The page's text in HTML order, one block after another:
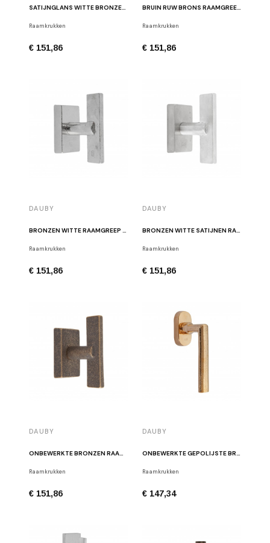
SATIJNGLANS WITTE BRONZEN RAAMKRUK PH2017 DK WBS
Raamkrukken
€ 151,86
BRUIN RUW BRONS RAAMGREEP PH2017 DK RB
Raamkrukken
€ 151,86
DAUBY
BRONZEN WITTE RAAMGREEP PH2017 "T" DK WB
Raamkrukken
€ 151,86
DAUBY
BRONZEN WITTE SATIJNEN RAAMKRUK PH2017 "T" DK WBS
Raamkrukken
€ 151,86
DAUBY
ONBEWERKTE BRONZEN RAAMKRUK PH2017 "T" DK RB
Raamkrukken
€ 151,86
DAUBY
ONBEWERKTE GEPOLIJSTE BRONZEN RAAMKRUK PH1930 DK RBP
Raamkrukken
€ 147,34